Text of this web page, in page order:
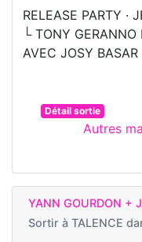
RELEASE PARTY ·
└ TONY GERANNO
AVEC JOSY
Détail sortie
Autres
YANN GOURDON +
Sortir à TALENCE